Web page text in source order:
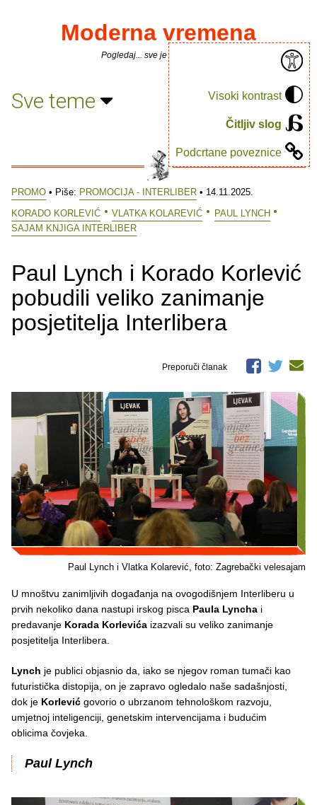
Visoki kontrast
Čitljiv slog
Podcrtane poveznice
Moderna vremena
Pogledaj... sve je puno knjiga.
Sve teme
PROMO • Piše: PROMOCIJA - INTERLIBER • 14.11.2025.
KORADO KORLEVIĆ
VLATKA KOLAREVIĆ
PAUL LYNCH
SAJAM KNJIGA INTERLIBER
Paul Lynch i Korado Korlević
pobudili veliko zanimanje
posjetitelja Interlibera
Preporuči članak
Paul Lynch i Vlatka Kolarević, foto: Zagrebački velesajam
U mnoštvu zanimljivih događanja na ovogodišnjem Interliberu u
prvih nekoliko dana nastupi irskog pisca Paula Lyncha i
predavanje Korada Korlevića izazvali su veliko zanimanje
posjetitelja Interlibera.
Lynch je publici objasnio da, iako se njegov roman tumači kao
futuristička distopija, on je zapravo ogledalo naše sadašnjosti,
dok je Korlević govorio o ubrzanom tehnološkom razvoju,
umjetnoj inteligenciji, genetskim intervencijama i budućim
oblicima čovjeka.
Paul Lynch